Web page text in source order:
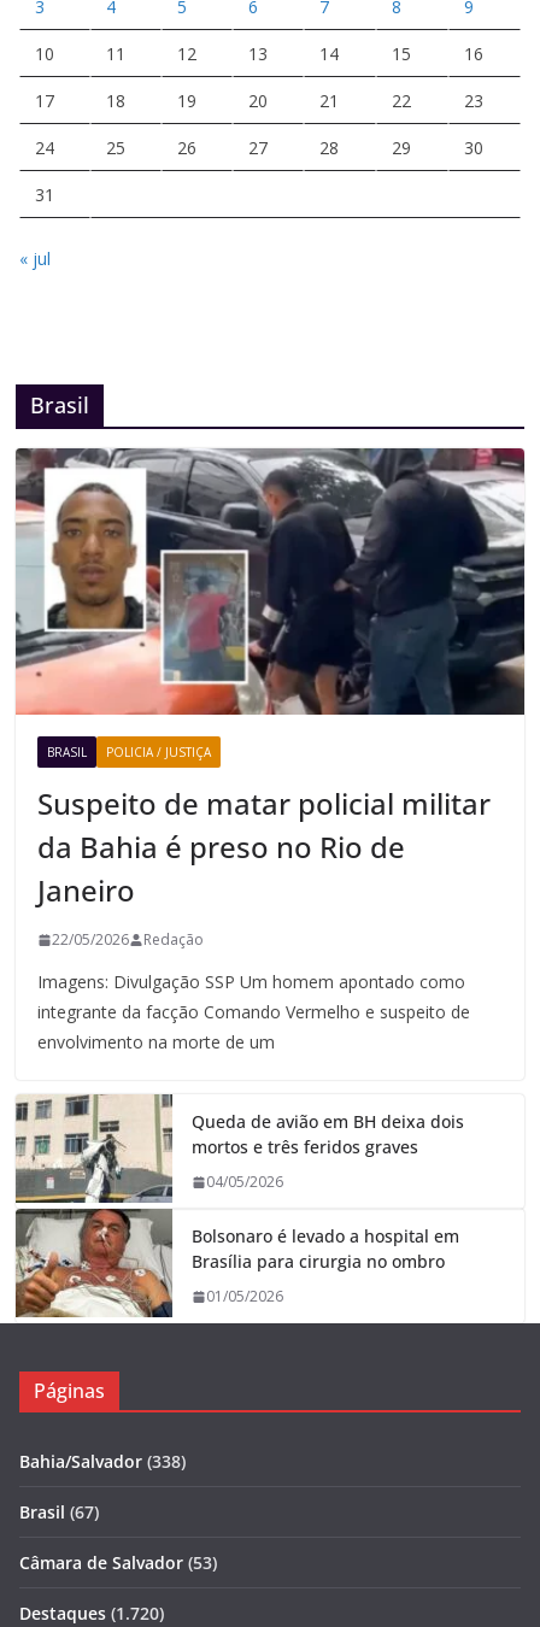
3 4 5 6 7 8 9
10 11 12 13 14 15 16
17 18 19 20 21 22 23
24 25 26 27 28 29 30
31
« jul
Brasil
BRASIL POLICIA / JUSTIÇA
Suspeito de matar policial militar
da Bahia é preso no Rio de
Janeiro
22/05/2026 Redação
Imagens: Divulgação SSP Um homem apontado como
integrante da facção Comando Vermelho e suspeito de
envolvimento na morte de um
Queda de avião em BH deixa dois
mortos e três feridos graves
04/05/2026
Bolsonaro é levado a hospital em
Brasília para cirurgia no ombro
01/05/2026
Páginas
Bahia/Salvador (338)
Brasil (67)
Câmara de Salvador (53)
Destaques (1.720)